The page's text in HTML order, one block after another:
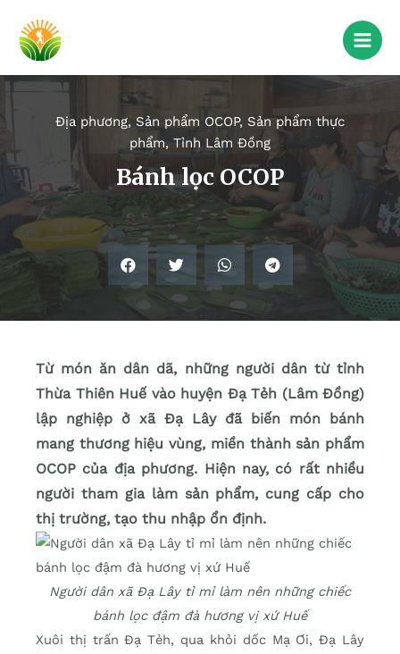
Địa phương, Sản phẩm OCOP, Sản phẩm thực
phẩm, Tỉnh Lâm Đồng
Bánh lọc OCOP
Từ món ăn dân dã, những người dân từ tỉnh
Thừa Thiên Huế vào huyện Đạ Tẻh (Lâm Đồng)
lập nghiệp ở xã Đạ Lây đã biến món bánh
mang thương hiệu vùng, miền thành sản phẩm
OCOP của địa phương. Hiện nay, có rất nhiều
người tham gia làm sản phẩm, cung cấp cho
thị trường, tạo thu nhập ổn định.
Người dân xã Đạ Lây tỉ mỉ làm nên những chiếc
bánh lọc đậm đà hương vị xứ Huế
Xuôi thị trấn Đạ Tẻh, qua khỏi dốc Mạ Ơi, Đạ Lây